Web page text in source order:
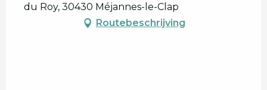
du Roy, 30430 Méjannes-le-Clap
Routebeschrijving